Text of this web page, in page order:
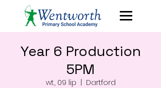
Year 6 Production
5PM
wt., 09 lip
Dartford